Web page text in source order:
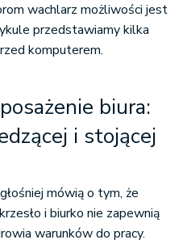
wachlarz możliwości jest
przedstawiamy kilka
komputerem.
biura:
i stojącej
mówią o tym, że
i biurko nie zapewnią
warunków do pracy.